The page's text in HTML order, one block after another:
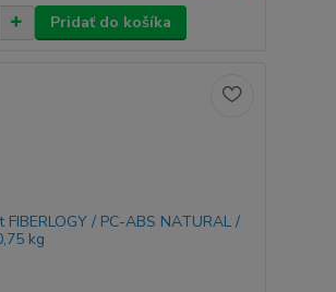
Pridať do košíka